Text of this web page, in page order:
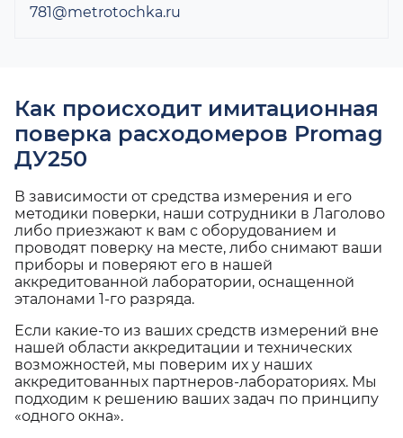
781@metrotochka.ru
Как происходит имитационная
поверка расходомеров Promag
ДУ250
В зависимости от средства измерения и его
методики поверки, наши сотрудники в Лаголово
либо приезжают к вам с оборудованием и
проводят поверку на месте, либо снимают ваши
приборы и поверяют его в нашей
аккредитованной лаборатории, оснащенной
эталонами 1-го разряда.
Если какие-то из ваших средств измерений вне
нашей области аккредитации и технических
возможностей, мы поверим их у наших
аккредитованных партнеров-лабораториях. Мы
подходим к решению ваших задач по принципу
«одного окна».